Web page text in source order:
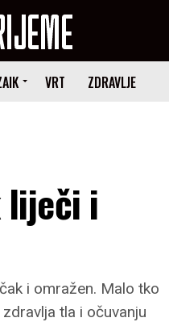
VRT ZDRAVLJE
liječi i
i omražen. Malo tko
tla i očuvanju